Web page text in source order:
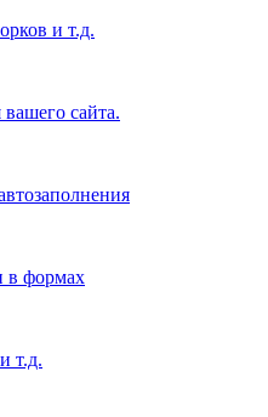
и т.д.
сайта.
в формах
т.д.